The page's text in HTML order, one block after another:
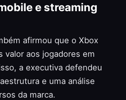
e streaming
afirmou que o Xbox
valor aos jogadores em
a executiva defendeu
e uma análise
da marca.